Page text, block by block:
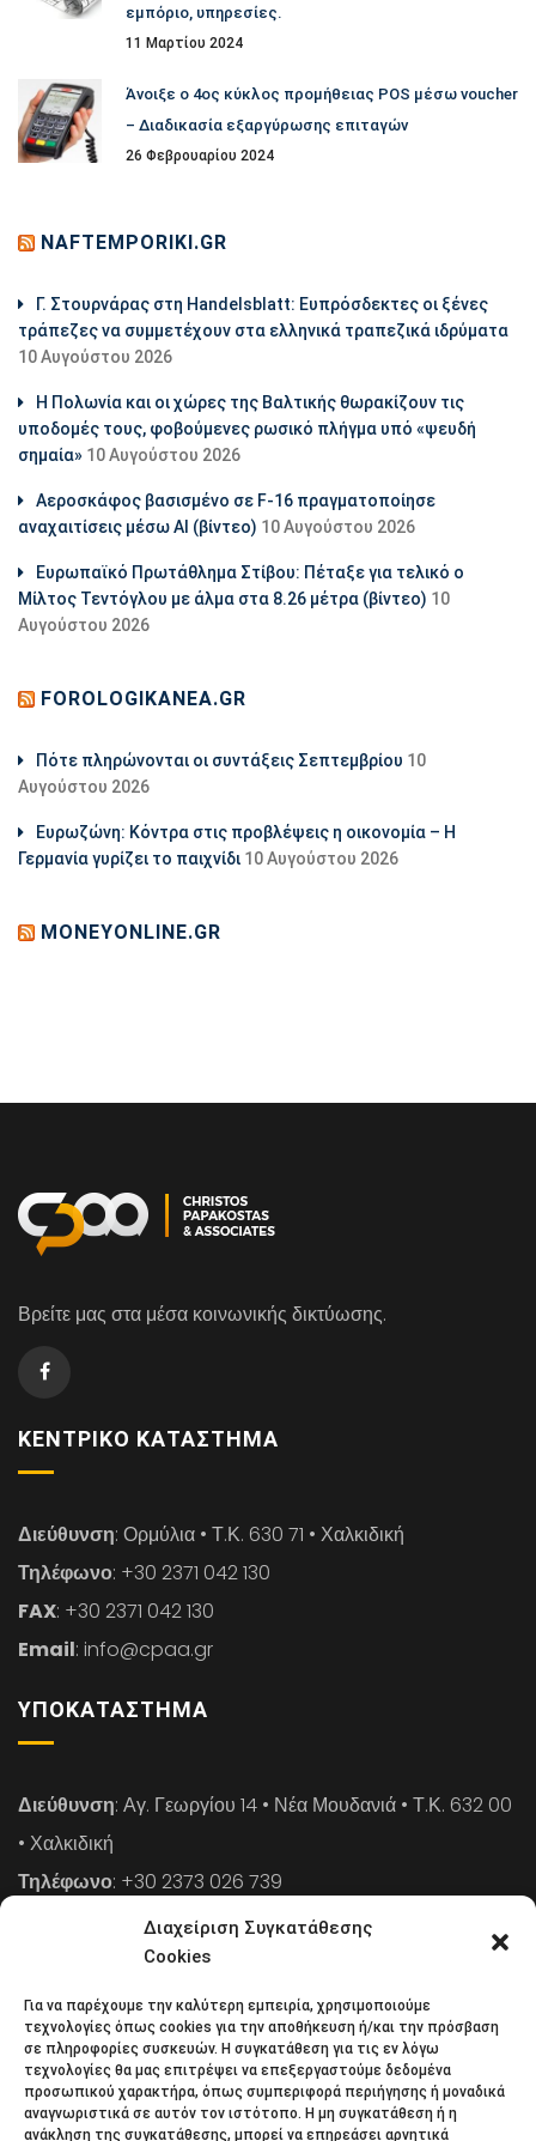
Διαχείριση Συγκατάθεσης
Cookies
Για να παρέχουμε την καλύτερη εμπειρία, χρησιμοποιούμε
τεχνολογίες όπως cookies για την αποθήκευση ή/και την πρόσβαση
σε πληροφορίες συσκευών. Η συγκατάθεση για τις εν λόγω
τεχνολογίες θα μας επιτρέψει να επεξεργαστούμε δεδομένα
προσωπικού χαρακτήρα, όπως συμπεριφορά περιήγησης ή μοναδικά
αναγνωριστικά σε αυτόν τον ιστότοπο. Η μη συγκατάθεση ή η
ανάκληση της συγκατάθεσης, μπορεί να επηρεάσει αρνητικά
εμπόριο, υπηρεσίες.
11 Μαρτίου 2024
Άνοιξε ο 4ος κύκλος προμήθειας POS μέσω voucher
– Διαδικασία εξαργύρωσης επιταγών
26 Φεβρουαρίου 2024
NAFTEMPORIKI.GR
Γ. Στουρνάρας στη Handelsblatt: Ευπρόσδεκτες οι ξένες
τράπεζες να συμμετέχουν στα ελληνικά τραπεζικά ιδρύματα
10 Αυγούστου 2026
Η Πολωνία και οι χώρες της Βαλτικής θωρακίζουν τις
υποδομές τους, φοβούμενες ρωσικό πλήγμα υπό «ψευδή
σημαία» 10 Αυγούστου 2026
Αεροσκάφος βασισμένο σε F-16 πραγματοποίησε
αναχαιτίσεις μέσω ΑΙ (βίντεο) 10 Αυγούστου 2026
Ευρωπαϊκό Πρωτάθλημα Στίβου: Πέταξε για τελικό ο
Μίλτος Τεντόγλου με άλμα στα 8.26 μέτρα (βίντεο) 10
Αυγούστου 2026
FOROLOGIKANEA.GR
Πότε πληρώνονται οι συντάξεις Σεπτεμβρίου 10
Αυγούστου 2026
Ευρωζώνη: Κόντρα στις προβλέψεις η οικονομία – Η
Γερμανία γυρίζει το παιχνίδι 10 Αυγούστου 2026
MONEYONLINE.GR
Βρείτε μας στα μέσα κοινωνικής δικτύωσης.
ΚΕΝΤΡΙΚΌ ΚΑΤΆΣΤΗΜΑ
Διεύθυνση: Ορμύλια • Τ.Κ. 630 71 • Χαλκιδική
Τηλέφωνο: +30 2371 042 130
FAX: +30 2371 042 130
Email: info@cpaa.gr
ΥΠΟΚΑΤΆΣΤΗΜΑ
Διεύθυνση: Αγ. Γεωργίου 14 • Νέα Μουδανιά • Τ.Κ. 632 00
• Χαλκιδική
Τηλέφωνο: +30 2373 026 739
: +30 2373 026 739
: info@cpaa.gr
NEWSLETTER
Κάντε εγγραφή στο ηλεκτρονικό μας φυλλάδιο και μείνετε